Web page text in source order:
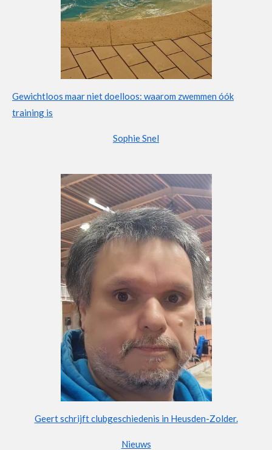
Gewichtloos maar niet doelloos: waarom zwemmen óók
training is
Sophie Snel
Geert schrijft clubgeschiedenis in Heusden-Zolder.
Nieuws